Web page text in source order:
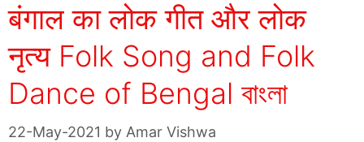
बंगाल का लोक गीत और लोक
नृत्य Folk Song and Folk
Dance of Bengal বাংলা
22-May-2021 by Amar Vishwa